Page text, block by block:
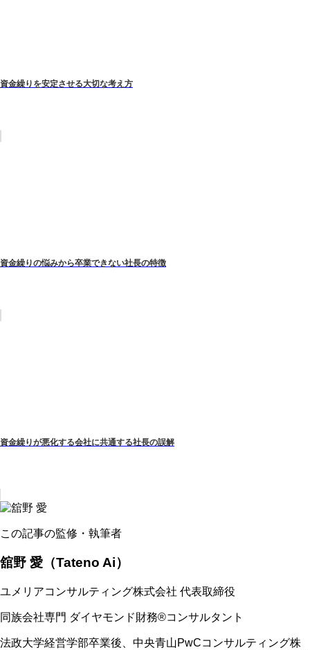
資金繰りを安定させる大切な考え方
資金繰りの悩みから卒業できない社長の特徴
資金繰りが悪化する会社に共通する社長の誤解
この記事の監修・執筆者
舘野 愛 （Tateno Ai）
ユメリアコンサルティング株式会社 代表取締役
同族会社専門 ダイヤモンド財務®コンサルタント
法政大学経営学部卒業後、中央青山PwCコンサルティング株